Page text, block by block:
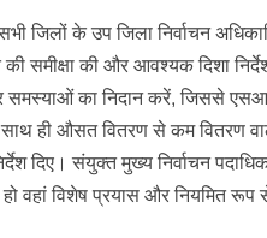
जिलों के उप जिला निर्वाचन
समीक्षा की और आवश्यक दिशा
का निदान करें, जिससे
ही औसत वितरण से कम वितरण
दिए। संयुक्त मुख्य निर्वाचन
वहां विशेष प्रयास और नियमित